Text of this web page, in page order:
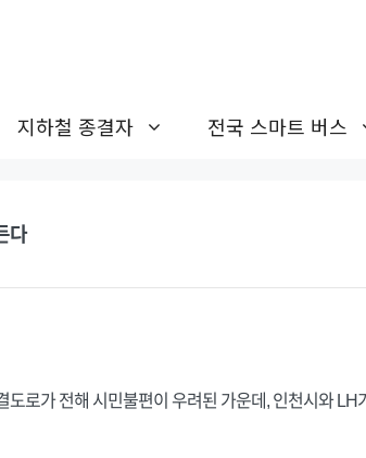
지하철 종결자 전국 스마트 버스
다
도로가 전해 시민불편이 우려된 가운데, 인천시와